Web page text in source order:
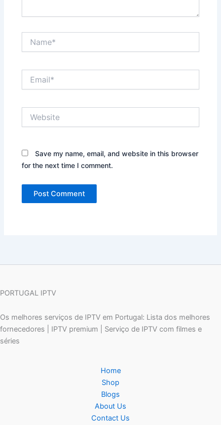
Save my name, email, and website in this browser
for the next time I comment.
PORTUGAL IPTV
Os melhores serviços de IPTV em Portugal: Lista dos melhores
fornecedores | IPTV premium | Serviço de IPTV com filmes e
séries
Home
Shop
Blogs
About Us
Contact Us